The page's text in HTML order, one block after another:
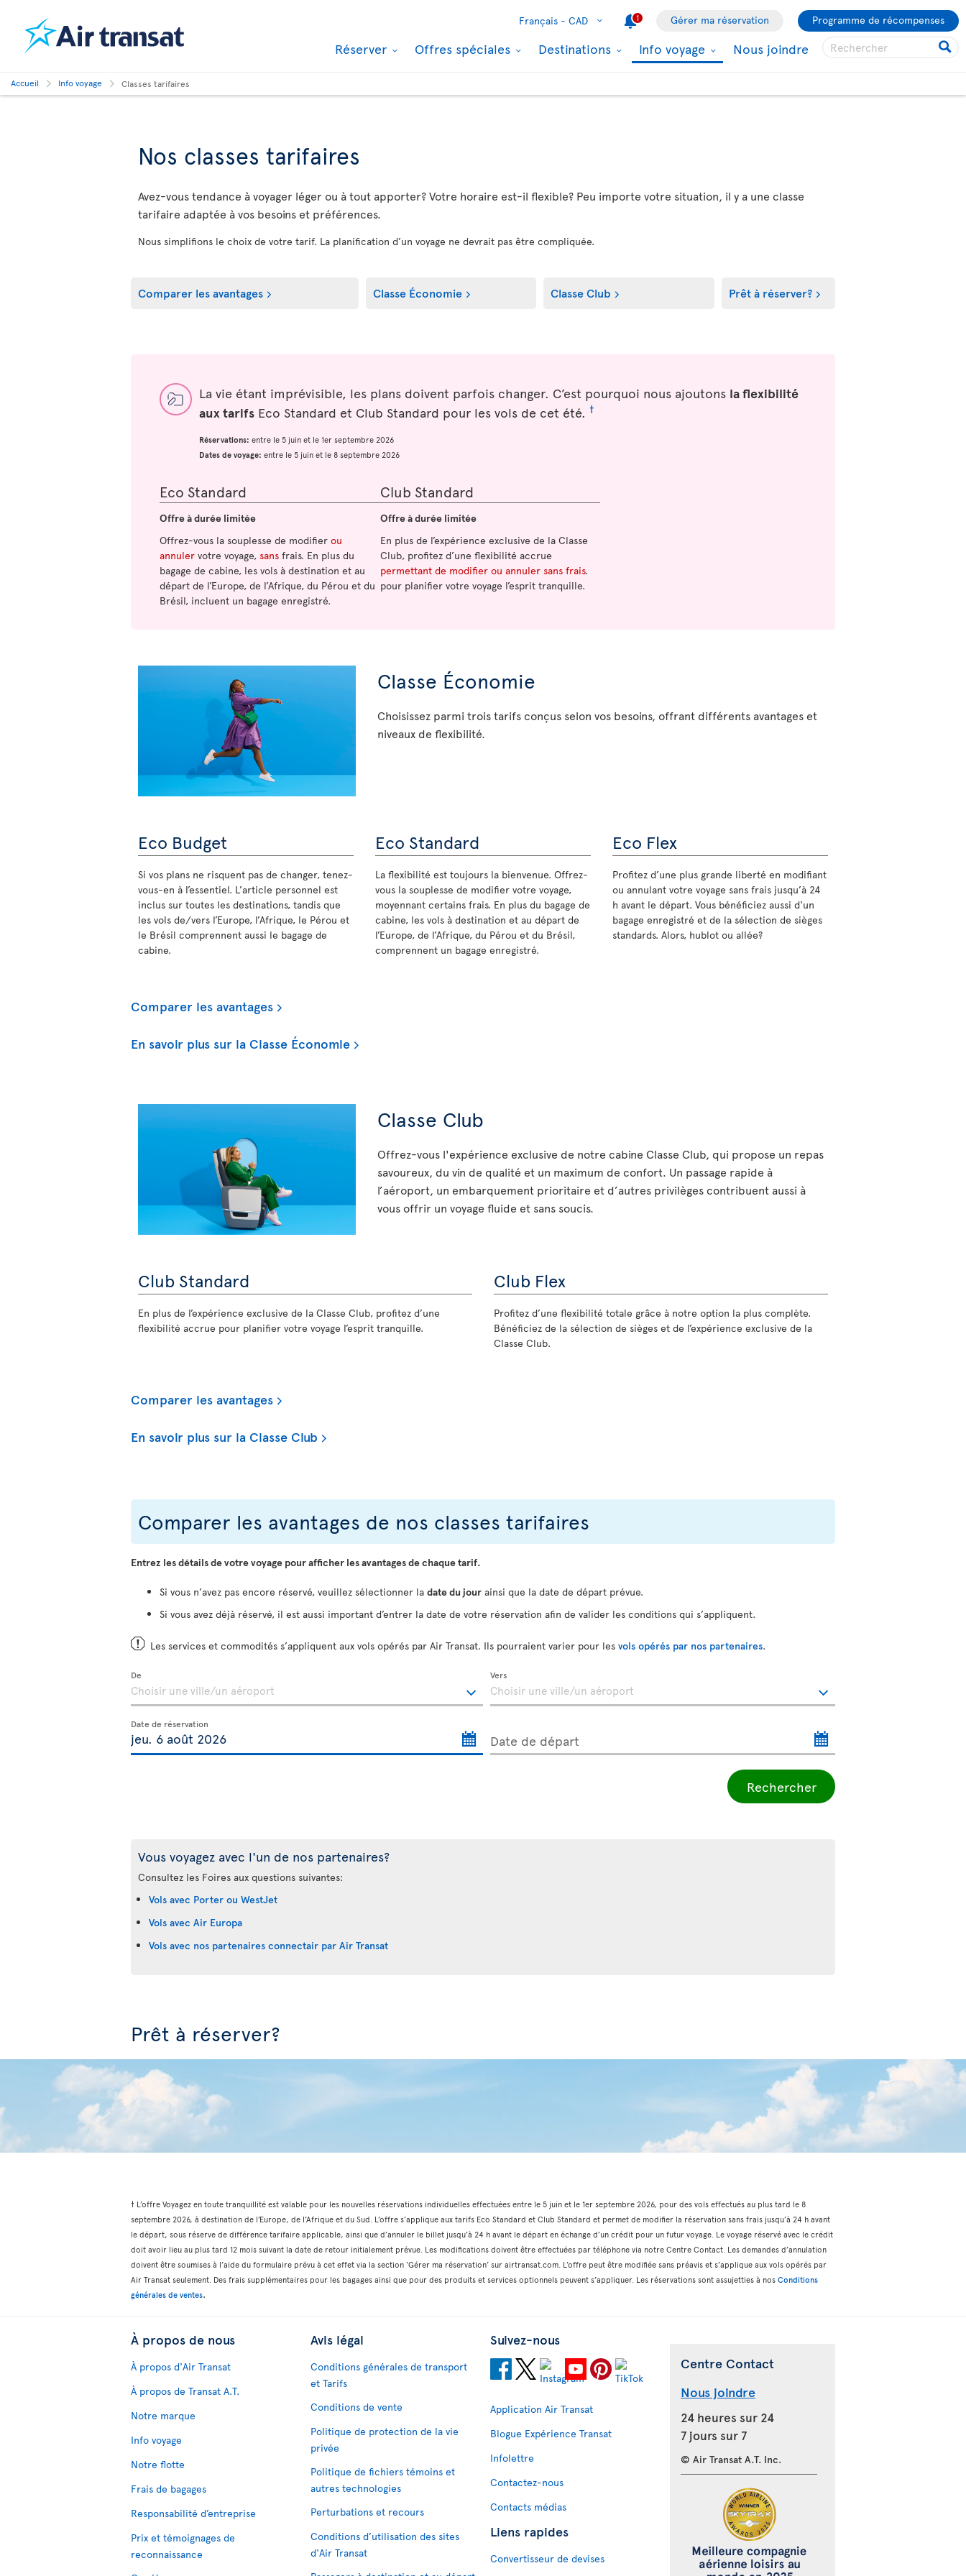
Français - CAD 1 Gérer ma réservation Programme de récompenses
Réserver Offres spéciales Destinations Info voyage Nous joindre
Accueil Info voyage Classes tarifaires
Nos classes tarifaires
Avez-vous tendance à voyager léger ou à tout apporter? Votre horaire est-il flexible? Peu importe votre situation, il y a une classe
tarifaire adaptée à vos besoins et préférences.
Nous simplifions le choix de votre tarif. La planification d’un voyage ne devrait pas être compliquée.
Comparer les avantages Classe Économie Classe Club Prêt à réserver?
La vie étant imprévisible, les plans doivent parfois changer. C’est pourquoi nous ajoutons la flexibilité
aux tarifs Eco Standard et Club Standard pour les vols de cet été. †
Réservations: entre le 5 juin et le 1er septembre 2026
Dates de voyage: entre le 5 juin et le 8 septembre 2026
Eco Standard
Offre à durée limitée
Offrez-vous la souplesse de modifier ou
annuler votre voyage, sans frais. En plus du
bagage de cabine, les vols à destination et au
départ de l’Europe, de l’Afrique, du Pérou et du
Brésil, incluent un bagage enregistré.
Club Standard
Offre à durée limitée
En plus de l’expérience exclusive de la Classe
Club, profitez d’une flexibilité accrue
permettant de modifier ou annuler sans frais.
pour planifier votre voyage l’esprit tranquille.
Classe Économie
Choisissez parmi trois tarifs conçus selon vos besoins, offrant différents avantages et
niveaux de flexibilité.
Eco Budget
Si vos plans ne risquent pas de changer, tenez-
vous-en à l’essentiel. L’article personnel est
inclus sur toutes les destinations, tandis que
les vols de/vers l’Europe, l’Afrique, le Pérou et
le Brésil comprennent aussi le bagage de
cabine.
Eco Standard
La flexibilité est toujours la bienvenue. Offrez-
vous la souplesse de modifier votre voyage,
moyennant certains frais. En plus du bagage de
cabine, les vols à destination et au départ de
l’Europe, de l’Afrique, du Pérou et du Brésil,
comprennent un bagage enregistré.
Eco Flex
Profitez d’une plus grande liberté en modifiant
ou annulant votre voyage sans frais jusqu’à 24
h avant le départ. Vous bénéficiez aussi d'un
bagage enregistré et de la sélection de sièges
standards. Alors, hublot ou allée?
Comparer les avantages
En savoir plus sur la Classe Économie
Classe Club
Offrez-vous l'expérience exclusive de notre cabine Classe Club, qui propose un repas
savoureux, du vin de qualité et un maximum de confort. Un passage rapide à
l’aéroport, un embarquement prioritaire et d’autres privilèges contribuent aussi à
vous offrir un voyage fluide et sans soucis.
Club Standard
En plus de l’expérience exclusive de la Classe Club, profitez d’une
flexibilité accrue pour planifier votre voyage l’esprit tranquille.
Club Flex
Profitez d’une flexibilité totale grâce à notre option la plus complète.
Bénéficiez de la sélection de sièges et de l’expérience exclusive de la
Classe Club.
Comparer les avantages
En savoir plus sur la Classe Club
Comparer les avantages de nos classes tarifaires
Entrez les détails de votre voyage pour afficher les avantages de chaque tarif.
Si vous n’avez pas encore réservé, veuillez sélectionner la date du jour ainsi que la date de départ prévue.
Si vous avez déjà réservé, il est aussi important d’entrer la date de votre réservation afin de valider les conditions qui s’appliquent.
Les services et commodités s’appliquent aux vols opérés par Air Transat. Ils pourraient varier pour les vols opérés par nos partenaires.
De Vers
Date de réservation
Date de départ
Rechercher
Vous voyagez avec l'un de nos partenaires?
Consultez les Foires aux questions suivantes:
Vols avec Porter ou WestJet
Vols avec Air Europa
Vols avec nos partenaires connectair par Air Transat
Prêt à réserver?
† L’offre Voyagez en toute tranquillité est valable pour les nouvelles réservations individuelles effectuées entre le 5 juin et le 1er septembre 2026, pour des vols effectués au plus tard le 8
septembre 2026, à destination de l’Europe, de l’Afrique et du Sud. L’offre s’applique aux tarifs Eco Standard et Club Standard et permet de modifier la réservation sans frais jusqu’à 24 h avant
le départ, sous réserve de différence tarifaire applicable, ainsi que d’annuler le billet jusqu’à 24 h avant le départ en échange d’un crédit pour un futur voyage. Le voyage réservé avec le crédit
doit avoir lieu au plus tard 12 mois suivant la date de retour initialement prévue. Les modifications doivent être effectuées par téléphone via notre Centre Contact. Les demandes d’annulation
doivent être soumises à l’aide du formulaire prévu à cet effet via la section ‘Gérer ma réservation’ sur airtransat.com. L’offre peut être modifiée sans préavis et s’applique aux vols opérés par
Air Transat seulement. Des frais supplémentaires pour les bagages ainsi que pour des produits et services optionnels peuvent s’appliquer. Les réservations sont assujetties à nos Conditions
générales de ventes.
À propos de nous
À propos d'Air Transat
À propos de Transat A.T.
Notre marque
Info voyage
Notre flotte
Frais de bagages
Responsabilité d’entreprise
Prix et témoignages de
reconnaissance
Avis légal
Conditions générales de transport
et Tarifs
Conditions de vente
Politique de protection de la vie
privée
Politique de fichiers témoins et
autres technologies
Perturbations et recours
Conditions d’utilisation des sites
d'Air Transat
Suivez-nous
Application Air Transat
Blogue Expérience Transat
Infolettre
Contactez-nous
Contacts médias
Liens rapides
Convertisseur de devises
Centre Contact
Nous joindre
24 heures sur 24
7 jours sur 7
© Air Transat A.T. Inc.